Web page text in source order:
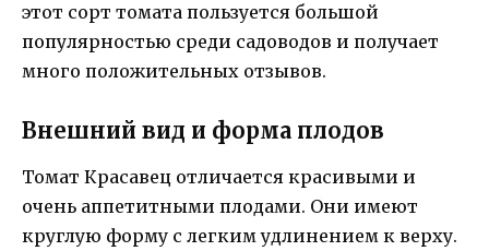
этот сорт томата пользуется большой
популярностью среди садоводов и получает
много положительных отзывов.
Внешний вид и форма плодов
Томат Красавец отличается красивыми и
очень аппетитными плодами. Они имеют
круглую форму с легким удлинением к верху.